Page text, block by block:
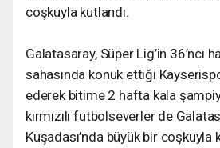
coşkuyla kutlandı.
Galatasaray, Süper Lig’in 36’ncı
sahasında konuk ettiği
ederek bitime 2 hafta kala
kırmızılı futbolseverler de
Kuşadası’nda büyük bir coşkuyla